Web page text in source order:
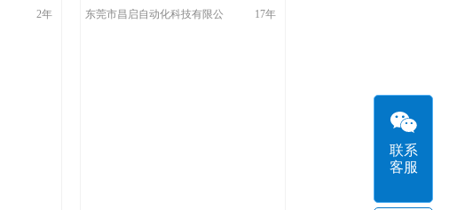
2年
东莞市昌启自动化科技有限公
17年
联系
客服